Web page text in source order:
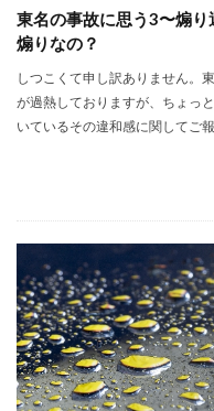
東名の事故に思う3〜煽
煽りなの？
しつこくて申し訳ありません。
が過熱しておりますが、ちょっ
いているその違和感に関してご